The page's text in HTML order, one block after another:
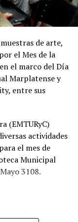
a
además de
para los
continuará su
de la
que
de arte,
el Mes de la
el marco del Día
Marplatense y
entre sus
(EMTURyC)
actividades
el mes de
Municipal
3108.